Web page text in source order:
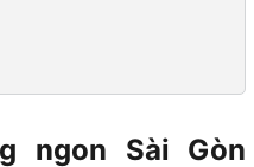
ngon Sài Gòn